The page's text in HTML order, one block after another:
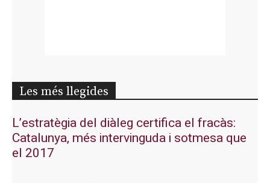
Les més llegides
L’estratègia del diàleg certifica el fracàs:
Catalunya, més intervinguda i sotmesa que
el 2017